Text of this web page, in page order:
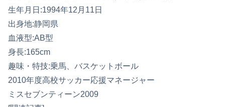
生年月日:1994年12月11日
出身地:静岡県
血液型:AB型
身長:165cm
趣味・特技:乗馬、バスケットボール
2010年度高校サッカー応援マネージャー
ミスセブンティーン2009